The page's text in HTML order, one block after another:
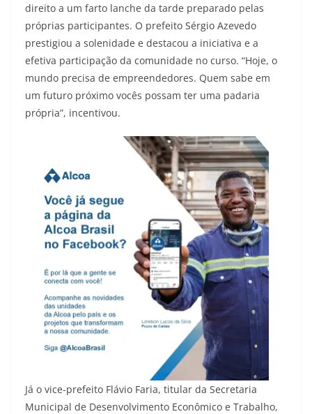
direito a um farto lanche da tarde preparado pelas
próprias participantes. O prefeito Sérgio Azevedo
prestigiou a solenidade e destacou a iniciativa e a
efetiva participação da comunidade no curso. “Hoje, o
mundo precisa de empreendedores. Quem sabe em
um futuro próximo vocês possam ter uma padaria
própria”, incentivou.
Já o vice-prefeito Flávio Faria, titular da Secretaria
Municipal de Desenvolvimento Econômico e Trabalho,